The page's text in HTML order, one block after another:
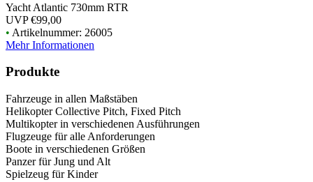
Yacht Atlantic 730mm RTR
UVP€99,00
• Artikelnummer: 26005
Mehr Informationen
Produkte
Fahrzeuge in allen Maßstäben
Helikopter Collective Pitch, Fixed Pitch
Multikopter in verschiedenen Ausführungen
Flugzeuge für alle Anforderungen
Boote in verschiedenen Größen
Panzer für Jung und Alt
Spielzeug für Kinder